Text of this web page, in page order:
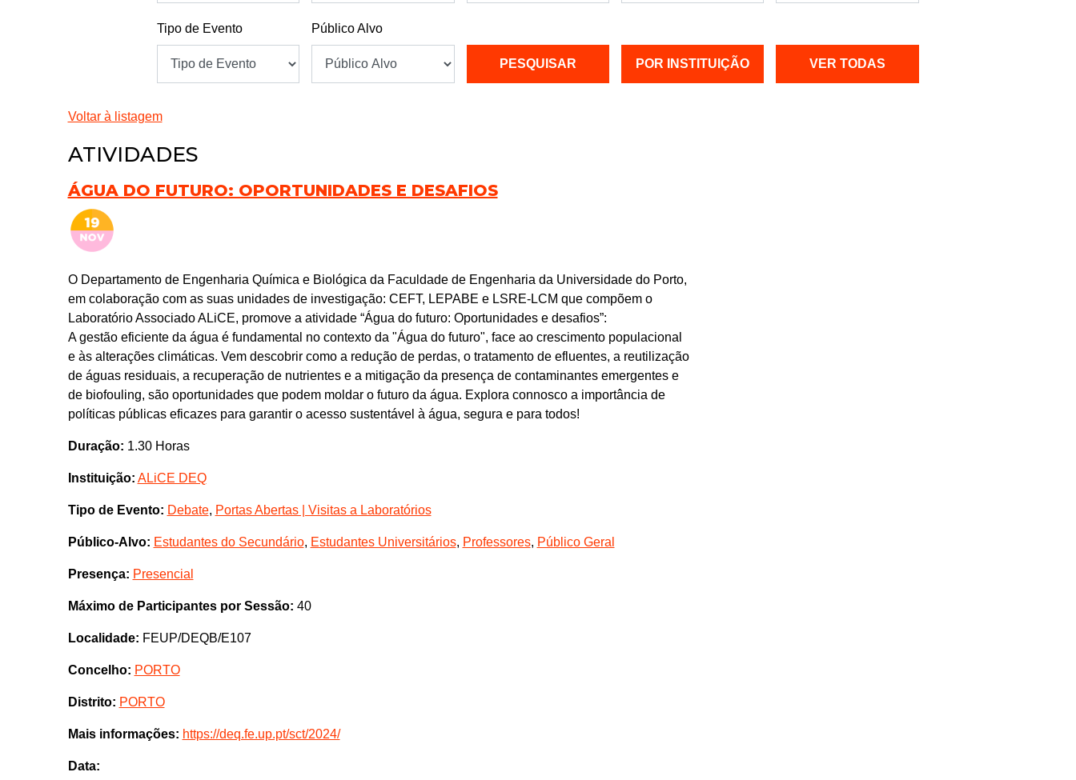
Tipo de Evento Público Alvo
POR INSTITUIÇÃO VER TODAS
Voltar à listagem
ATIVIDADES
ÁGUA DO FUTURO: OPORTUNIDADES E DESAFIOS
O Departamento de Engenharia Química e Biológica da Faculdade de Engenharia da Universidade do Porto,
em colaboração com as suas unidades de investigação: CEFT, LEPABE e LSRE-LCM que compõem o
Laboratório Associado ALiCE, promove a atividade “Água do futuro: Oportunidades e desafios”:
A gestão eficiente da água é fundamental no contexto da "Água do futuro", face ao crescimento populacional
e às alterações climáticas. Vem descobrir como a redução de perdas, o tratamento de efluentes, a reutilização
de águas residuais, a recuperação de nutrientes e a mitigação da presença de contaminantes emergentes e
de biofouling, são oportunidades que podem moldar o futuro da água. Explora connosco a importância de
políticas públicas eficazes para garantir o acesso sustentável à água, segura e para todos!
Duração: 1.30 Horas
Instituição: ALiCE DEQ
Tipo de Evento: Debate, Portas Abertas | Visitas a Laboratórios
Público-Alvo: Estudantes do Secundário, Estudantes Universitários, Professores, Público Geral
Presença: Presencial
Máximo de Participantes por Sessão: 40
Localidade: FEUP/DEQB/E107
Concelho: PORTO
Distrito: PORTO
Mais informações: https://deq.fe.up.pt/sct/2024/
Data: